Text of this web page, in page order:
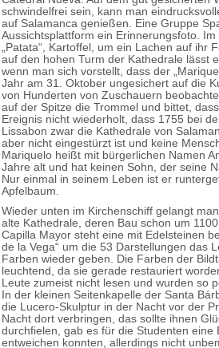
schwindelfrei sein, kann man
auf Salamanca genießen. Eine Gruppe
Aussichtsplattform ein Erinnerungsfoto.
„Patata“, Kartoffel, um ein Lachen auf ihr
auf den hohen Turm der Kathedrale lässt
wenn man sich vorstellt, dass der
Jahr am 31. Oktober ungesichert auf die
von Hunderten von Zuschauern
auf der Spitze die Trommel und bittet,
Ereignis nicht wiederholt, dass 1755 bei
Lissabon zwar die Kathedrale von
aber nicht eingestürzt ist und keine
Mariquelo heißt mit bürgerlichen Namen
Jahre alt und hat keinen Sohn, der seine
Nur einmal in seinem Leben ist er
Apfelbaum.
Wieder unten im Kirchenschiff gelangt
alte Kathedrale, deren Bau schon um
Capilla Mayor steht eine mit Edelsteinen
de la Vega“ um die 53 Darstellungen das
Farben wieder geben. Die Farben der
leuchtend, da sie gerade restauriert
Leute zumeist nicht lesen und wurden so
In der kleinen Seitenkapelle der Santa
die Lucero-Skulptur in der Nacht vor der
Nacht dort verbringen, das sollte ihnen
durchfielen, gab es für die Studenten eine
entweichen konnten, allerdings nicht